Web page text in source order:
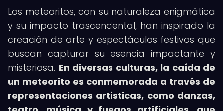
Los meteoritos, con su naturaleza enigmática
y su impacto trascendental, han inspirado la
creación de arte y espectáculos festivos que
buscan capturar su esencia impactante y
misteriosa. En diversas culturas, la caída de
un meteorito es conmemorada a través de
representaciones artísticas, como danzas,